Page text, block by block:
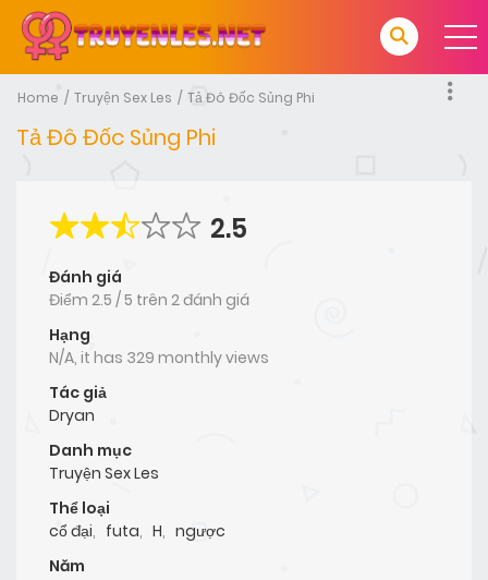
Home Truyện Sex Les Tả Đô Đốc Sủng Phi
Tả Đô Đốc Sủng Phi
2.5
Đánh giá
Điểm 2.5 /5 trên 2 đánh giá
Hạng
N/A, it has 329 monthly views
Tác giả
Dryan
Danh mục
Truyện Sex Les
Thể loại
cổ đại, futa, H, ngược
Năm